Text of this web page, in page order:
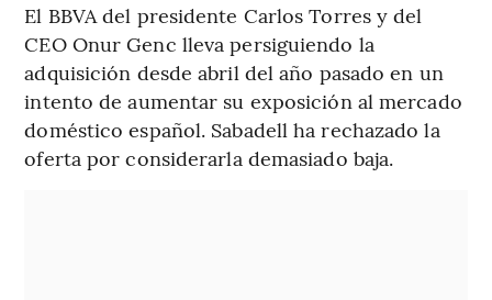
El BBVA del presidente Carlos Torres y del
CEO Onur Genc lleva persiguiendo la
adquisición desde abril del año pasado en un
intento de aumentar su exposición al mercado
doméstico español. Sabadell ha rechazado la
oferta por considerarla demasiado baja.